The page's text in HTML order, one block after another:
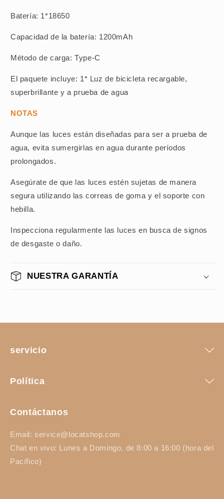
Batería: 1*18650
Capacidad de la batería: 1200mAh
Método de carga: Type-C
El paquete incluye: 1* Luz de bicicleta recargable,
superbrillante y a prueba de agua
NOTAS
Aunque las luces están diseñadas para ser a prueba de
agua, evita sumergirlas en agua durante períodos
prolongados.
Asegúrate de que las luces estén sujetas de manera
segura utilizando las correas de goma y el soporte con
hebilla.
Inspecciona regularmente las luces en busca de signos
de desgaste o daño.
NUESTRA GARANTÍA
servicio
Política
Contáctanos
Email: service@locatshop.com
Chat en vivo: Lunes a Domingo, de 8:00 a 16:00 (hora del
Pacífico)